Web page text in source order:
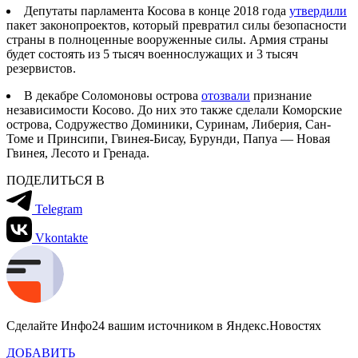
Депутаты парламента Косова в конце 2018 года утвердили
пакет законопроектов, который превратил силы безопасности
страны в полноценные вооруженные силы. Армия страны
будет состоять из 5 тысяч военнослужащих и 3 тысяч
резервистов.
В декабре Соломоновы острова отозвали признание
независимости Косово. До них это также сделали Коморские
острова, Содружество Доминики, Суринам, Либерия, Сан-
Томе и Принсипи, Гвинея-Бисау, Бурунди, Папуа — Новая
Гвинея, Лесото и Гренада.
ПОДЕЛИТЬСЯ В
Telegram
Vkontakte
Сделайте Инфо24 вашим источником в Яндекс.Новостях
ДОБАВИТЬ